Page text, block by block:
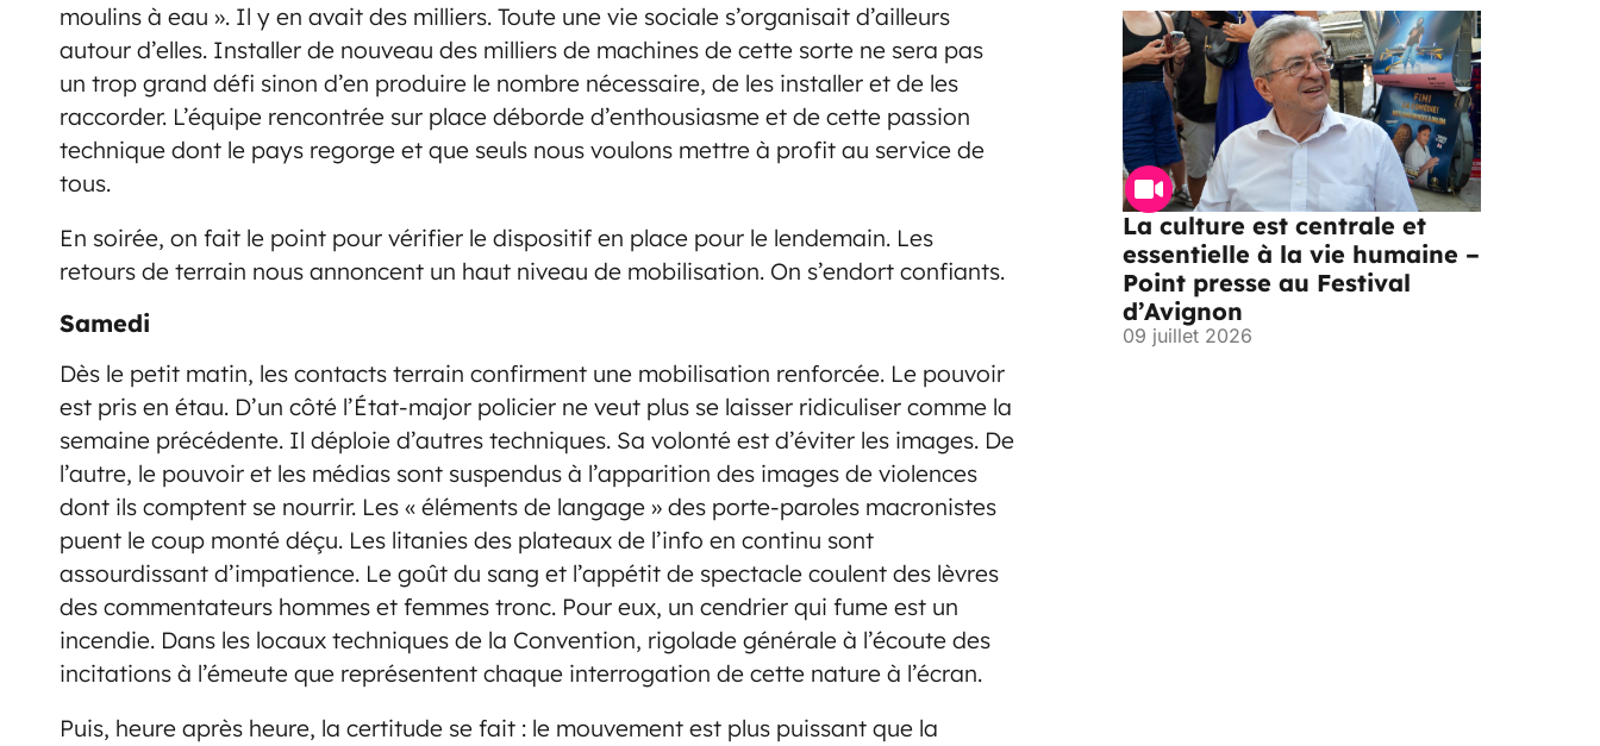
moulins à eau ». Il y en avait des milliers. Toute une vie sociale s’organisait d’ailleurs
autour d’elles. Installer de nouveau des milliers de machines de cette sorte ne sera pas
un trop grand défi sinon d’en produire le nombre nécessaire, de les installer et de les
raccorder. L’équipe rencontrée sur place déborde d’enthousiasme et de cette passion
technique dont le pays regorge et que seuls nous voulons mettre à profit au service de
tous.
En soirée, on fait le point pour vérifier le dispositif en place pour le lendemain. Les
retours de terrain nous annoncent un haut niveau de mobilisation. On s’endort confiants.
Samedi
Dès le petit matin, les contacts terrain confirment une mobilisation renforcée. Le pouvoir
est pris en étau. D’un côté l’État-major policier ne veut plus se laisser ridiculiser comme la
semaine précédente. Il déploie d’autres techniques. Sa volonté est d’éviter les images. De
l’autre, le pouvoir et les médias sont suspendus à l’apparition des images de violences
dont ils comptent se nourrir. Les « éléments de langage » des porte-paroles macronistes
puent le coup monté déçu. Les litanies des plateaux de l’info en continu sont
assourdissant d’impatience. Le goût du sang et l’appétit de spectacle coulent des lèvres
des commentateurs hommes et femmes tronc. Pour eux, un cendrier qui fume est un
incendie. Dans les locaux techniques de la Convention, rigolade générale à l’écoute des
incitations à l’émeute que représentent chaque interrogation de cette nature à l’écran.
Puis, heure après heure, la certitude se fait : le mouvement est plus puissant que la
La culture est centrale et
essentielle à la vie humaine –
Point presse au Festival
d’Avignon
09 juillet 2026